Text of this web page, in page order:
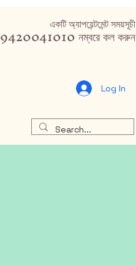
একটি অ্যাপয়েন্টমেন্ট সময়সূচী
9420041010 নম্বরে কল করুন
Log In